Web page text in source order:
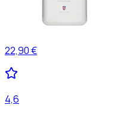
22,90 €
4,6